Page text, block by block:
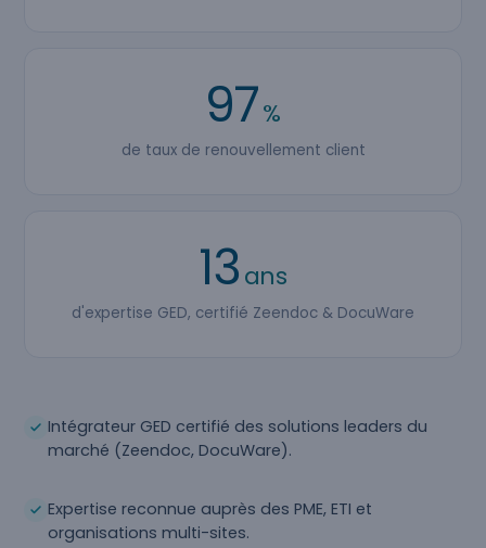
97%
de taux de renouvellement client
13ans
d'expertise GED, certifié Zeendoc & DocuWare
Intégrateur GED certifié des solutions leaders du
marché (Zeendoc, DocuWare).
Expertise reconnue auprès des PME, ETI et
organisations multi-sites.